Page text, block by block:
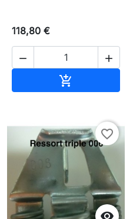
118,80 €
 


favorite_border